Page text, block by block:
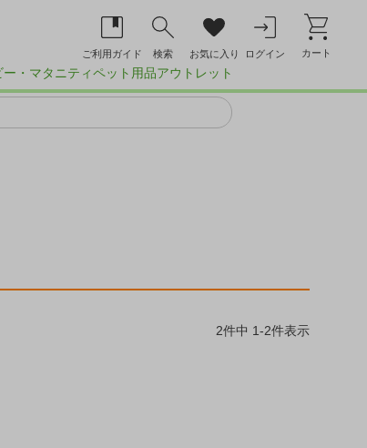
ご利用ガイド 検索 お気に入り ログイン カート
ー・マタニティペット用品アウトレット
2件中 1-2件表示